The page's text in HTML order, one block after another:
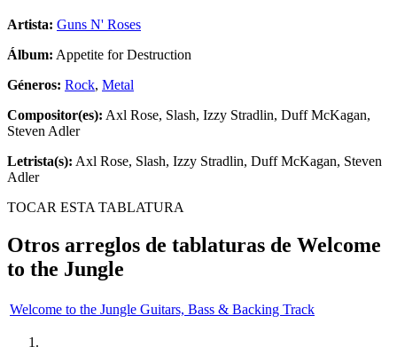
Artista: Guns N' Roses
Álbum: Appetite for Destruction
Géneros: Rock, Metal
Compositor(es): Axl Rose, Slash, Izzy Stradlin, Duff McKagan,
Steven Adler
Letrista(s): Axl Rose, Slash, Izzy Stradlin, Duff McKagan, Steven
Adler
TOCAR ESTA TABLATURA
Otros arreglos de tablaturas de Welcome
to the Jungle
Welcome to the Jungle Guitars, Bass & Backing Track